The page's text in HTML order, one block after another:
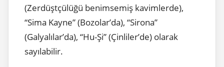
(Zerdüştçülüğü benimsemiş kavimlerde),
“Sima Kayne” (Bozolar’da), “Sirona”
(Galyalılar’da), “Hu-Şi” (Çinliler’de) olarak
sayılabilir.